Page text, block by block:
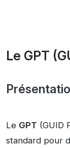
Le GPT
Le GPT (GUID
standard pour